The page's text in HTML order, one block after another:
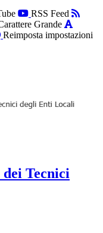
RSS Feed
Grande
Reimposta impostazioni
Tecnici